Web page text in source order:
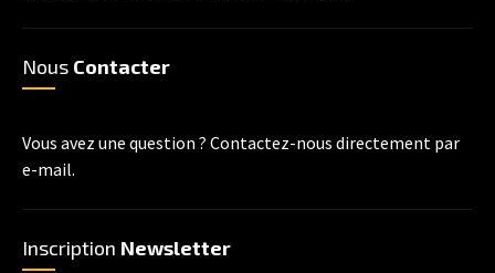
Nous Contacter
Vous avez une question ? Contactez-nous directement par
e-mail.
Inscription Newsletter